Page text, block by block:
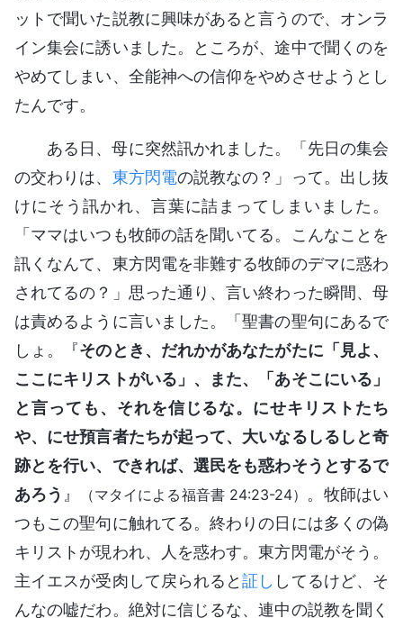
ットで聞いた説教に興味があると言うので、オンラ
イン集会に誘いました。ところが、途中で聞くのを
やめてしまい、全能神への信仰をやめさせようとし
たんです。
ある日、母に突然訊かれました。「先日の集会
の交わりは、 東方閃電の説教なの？」って。出し抜
けにそう訊かれ、言葉に詰まってしまいました。
「ママはいつも牧師の話を聞いてる。こんなことを
訊くなんて、東方閃電を非難する牧師のデマに惑わ
されてるの？」思った通り、言い終わった瞬間、母
は責めるように言いました。「聖書の聖句にあるで
しょ。『そのとき、だれかがあなたがたに「見よ、
ここにキリストがいる」、また、「あそこにいる」
と言っても、それを信じるな。にせキリストたち
や、にせ預言者たちが起って、大いなるしるしと奇
跡とを行い、できれば、選民をも惑わそうとするで
あろう 』 （マタイによる福音書 24:23-24） 。牧師はい
つもこの聖句に触れてる。終わりの日には多くの偽
キリストが現われ、人を惑わす。東方閃電がそう。
主イエスが受肉して戻られると証し してるけど、そ
んなの嘘だわ。絶対に信じるな、連中の説教を聞く